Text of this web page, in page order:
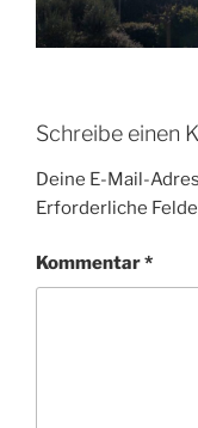
Schreibe einen
Deine E-Mail-
Erforderliche
Kommentar*